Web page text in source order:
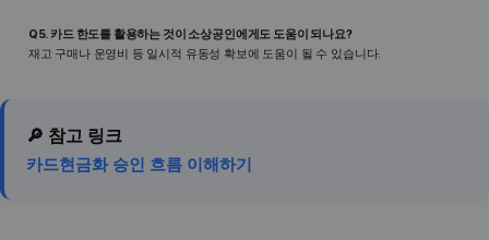
Q5. 카드 한도를 활용하는 것이 소상공인에게도 도움이 되나요?
재고 구매나 운영비 등 일시적 유동성 확보에 도움이 될 수 있습니다.
🔎 참고 링크
카드현금화 승인 흐름 이해하기